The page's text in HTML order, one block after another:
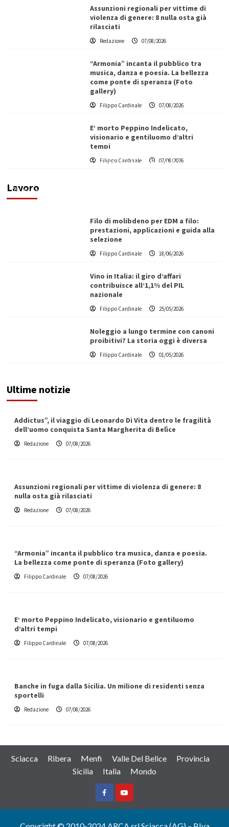
Assunzioni regionali per vittime di
violenza di genere: 8 nulla osta già
rilasciati
Redazione 07/08/2026
“Armonia” incanta il pubblico tra
musica, danza e poesia. La bellezza
come ponte di speranza (Foto
gallery)
Filippo Cardinale 07/08/2026
E’ morto Peppino Indelicato,
visionario e gentiluomo d’altri
tempi
Filippo Cardinale 07/08/2026
Lavoro
L’ingegnere saccense Buscarnera partner chiave
di un progetto transnazionale per la transizione
Filippo Cardinale
Filo di molibdeno per EDM a filo:
prestazioni, applicazioni e guida alla
selezione
Filippo Cardinale 18/06/2026
Vino in Italia: il giro d’affari
contribuisce all’1,1% del PIL
nazionale
Filippo Cardinale 25/05/2026
Noleggio a lungo termine con canoni
proibitivi? La storia oggi è diversa
Filippo Cardinale 01/05/2026
Ultime notizie
Addictus”, il viaggio di Leonardo Di Vita dentro le fragilità
dell’uomo conquista Santa Margherita di Belìce
Redazione 07/08/2026
Assunzioni regionali per vittime di violenza di genere: 8
nulla osta già rilasciati
Redazione 07/08/2026
“Armonia” incanta il pubblico tra musica, danza e poesia.
La bellezza come ponte di speranza (Foto gallery)
Filippo Cardinale 07/08/2026
E’ morto Peppino Indelicato, visionario e gentiluomo
d’altri tempi
Filippo Cardinale 07/08/2026
Banche in fuga dalla Sicilia. Un milione di residenti senza
sportelli
Redazione 07/08/2026
Sciacca Ribera Menfi Valle Del Belice
Provincia
Sicilia
Italia Mondo
FacebookYountube